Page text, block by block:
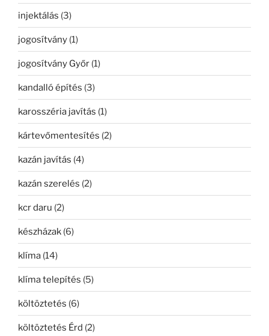
injektálás (3)
jogosítvány (1)
jogosítvány Győr (1)
kandalló építés (3)
karosszéria javítás (1)
kártevőmentesítés (2)
kazán javítás (4)
kazán szerelés (2)
kcr daru (2)
készházak (6)
klíma (14)
klíma telepítés (5)
költöztetés (6)
költöztetés Érd (2)